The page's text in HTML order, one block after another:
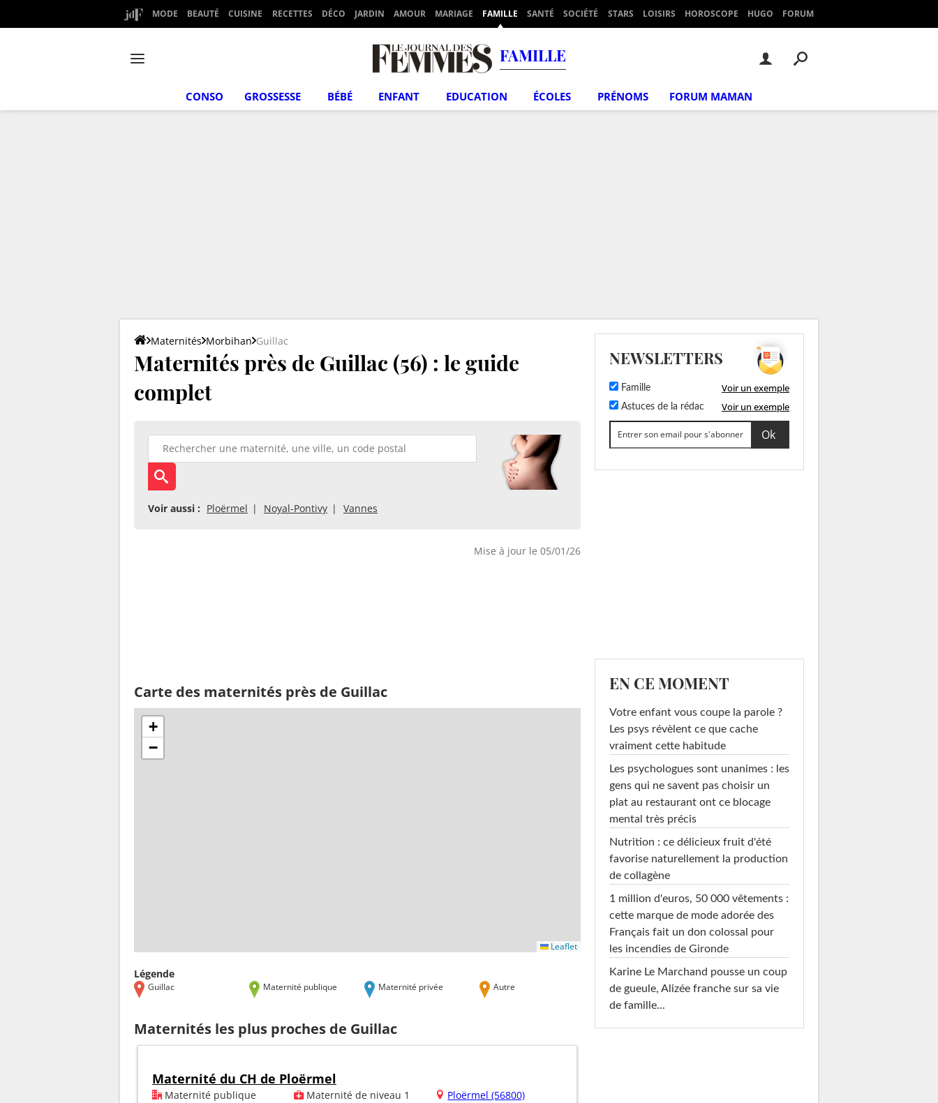
MODE BEAUTÉ CUISINE RECETTES DÉCO JARDIN AMOUR MARIAGE FAMILLE SANTÉ SOCIÉTÉ STARS LOISIRS HOROSCOPE HUGO FORUM
FAMILLE
CONSO GROSSESSE BÉBÉ ENFANT EDUCATION ÉCOLES PRÉNOMS FORUM MAMAN
Maternités Morbihan Guillac
Maternités près de Guillac (56) : le guide
complet
Voir aussi : Ploërmel Noyal-Pontivy Vannes
Mise à jour le 05/01/26
Carte des maternités près de Guillac
+
−
Leaflet
Légende
Guillac Maternité publique Maternité privée Autre
Maternités les plus proches de Guillac
Maternité du CH de Ploërmel
Maternité publique Maternité de niveau 1 Ploërmel (56800)
NEWSLETTERS
Famille Voir un exemple
Astuces de la rédac Voir un exemple
EN CE MOMENT
Votre enfant vous coupe la parole ?
Les psys révèlent ce que cache
vraiment cette habitude
Les psychologues sont unanimes : les
gens qui ne savent pas choisir un
plat au restaurant ont ce blocage
mental très précis
Nutrition : ce délicieux fruit d'été
favorise naturellement la production
de collagène
1 million d'euros, 50 000 vêtements :
cette marque de mode adorée des
Français fait un don colossal pour
les incendies de Gironde
Karine Le Marchand pousse un coup
de gueule, Alizée franche sur sa vie
de famille...